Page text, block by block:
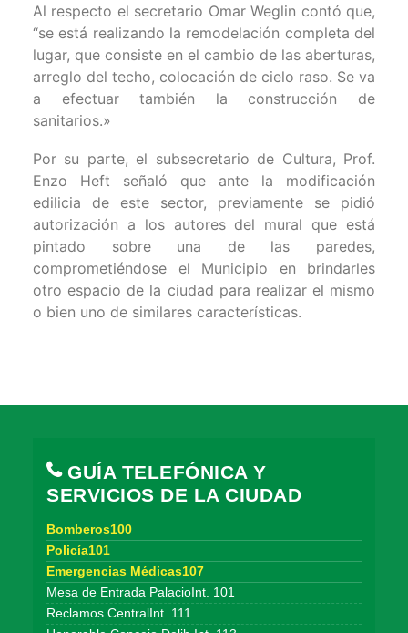
Al respecto el secretario Omar Weglin contó que,
“se está realizando la remodelación completa del
lugar, que consiste en el cambio de las aberturas,
arreglo del techo, colocación de cielo raso. Se va
a efectuar también la construcción de
sanitarios.»
Por su parte, el subsecretario de Cultura, Prof.
Enzo Heft señaló que ante la modificación
edilicia de este sector, previamente se pidió
autorización a los autores del mural que está
pintado sobre una de las paredes,
comprometiéndose el Municipio en brindarles
otro espacio de la ciudad para realizar el mismo
o bien uno de similares características.
GUÍA TELEFÓNICA Y
SERVICIOS DE LA CIUDAD
Bomberos100
Policía101
Emergencias Médicas107
Mesa de Entrada PalacioInt. 101
Reclamos CentralInt. 111